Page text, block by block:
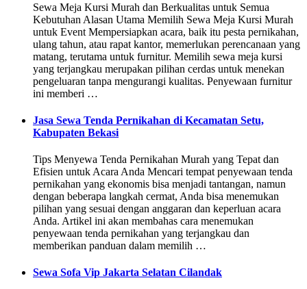
Sewa Meja Kursi Murah dan Berkualitas untuk Semua
Kebutuhan Alasan Utama Memilih Sewa Meja Kursi Murah
untuk Event Mempersiapkan acara, baik itu pesta pernikahan,
ulang tahun, atau rapat kantor, memerlukan perencanaan yang
matang, terutama untuk furnitur. Memilih sewa meja kursi
yang terjangkau merupakan pilihan cerdas untuk menekan
pengeluaran tanpa mengurangi kualitas. Penyewaan furnitur
ini memberi …
Jasa Sewa Tenda Pernikahan di Kecamatan Setu,
Kabupaten Bekasi
Tips Menyewa Tenda Pernikahan Murah yang Tepat dan
Efisien untuk Acara Anda Mencari tempat penyewaan tenda
pernikahan yang ekonomis bisa menjadi tantangan, namun
dengan beberapa langkah cermat, Anda bisa menemukan
pilihan yang sesuai dengan anggaran dan keperluan acara
Anda. Artikel ini akan membahas cara menemukan
penyewaan tenda pernikahan yang terjangkau dan
memberikan panduan dalam memilih …
Sewa Sofa Vip Jakarta Selatan Cilandak